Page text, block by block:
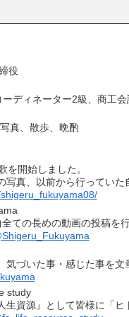
役
ディネーター2級、商工
真、散歩、晩酌
を開始しました。
真、以前から行っていた
ての長めの動画の投稿を行
気づいた事・感じた事を
study
生資源』として皆様に「